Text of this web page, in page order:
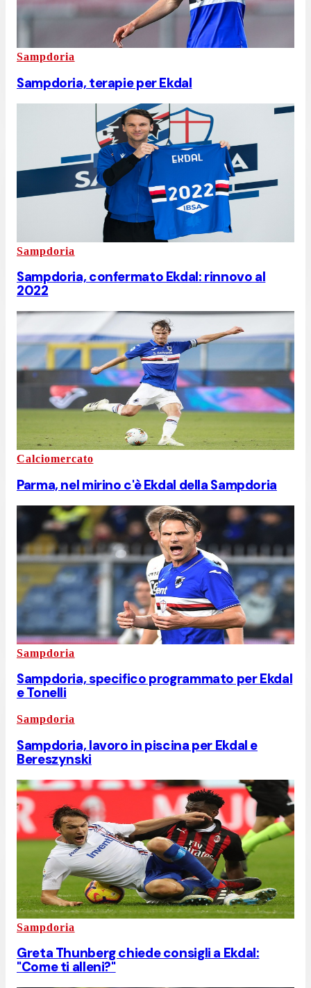
Sampdoria
Sampdoria, terapie per Ekdal
Sampdoria
Sampdoria, confermato Ekdal: rinnovo al
2022
Calciomercato
Parma, nel mirino c'è Ekdal della Sampdoria
Sampdoria
Sampdoria, specifico programmato per Ekdal
e Tonelli
Sampdoria
Sampdoria, lavoro in piscina per Ekdal e
Bereszynski
Sampdoria
Greta Thunberg chiede consigli a Ekdal:
"Come ti alleni?"